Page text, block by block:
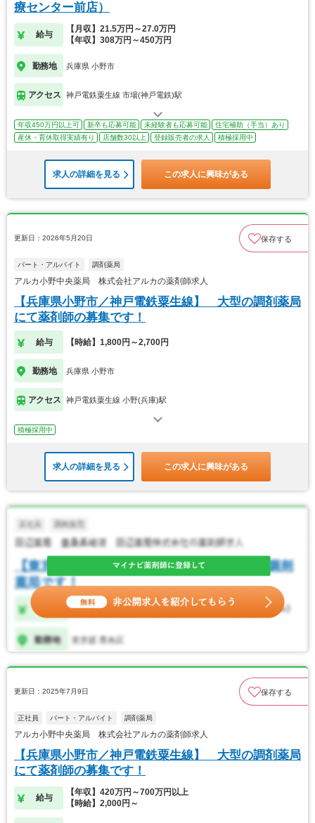
療センター前店）
給与
【月収】21.5万円～27.0万円
【年収】308万円～450万円
勤務地 兵庫県 小野市
アクセス 神戸電鉄粟生線 市場(神戸電鉄)駅
年収450万円以上可 新卒も応募可能 未経験者も応募可能
住宅補助（手当）あり
産休・育休取得実績有り
店舗数30以上 登録販売者の求人 積極採用中
求人の詳細を見る この求人に興味がある
更新日：2026年5月20日 保存する
パート・アルバイト 調剤薬局
アルカ小野中央薬局 株式会社アルカの薬剤師求人
【兵庫県小野市／神戸電鉄粟生線】 大型の調剤薬局
にて薬剤師の募集です！
給与 【時給】1,800円～2,700円
勤務地 兵庫県 小野市
アクセス 神戸電鉄粟生線 小野(兵庫)駅
積極採用中
求人の詳細を見る この求人に興味がある
更新日：2025年7月9日 保存する
正社員 パート・アルバイト 調剤薬局
アルカ小野中央薬局 株式会社アルカの薬剤師求人
【兵庫県小野市／神戸電鉄粟生線】 大型の調剤薬局
にて薬剤師の募集です！
給与
【年収】420万円～700万円以上
【時給】2,000円～